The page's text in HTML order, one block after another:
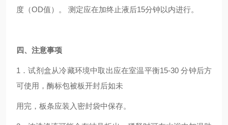
度（OD值）。 测定应在加终止液后15分钟以内进行。
四、注意事项
1．试剂盒从冷藏环境中取出应在室温平衡15-30 分钟后方
可使用，酶标包被板开封后如未
用完，板条应装入密封袋中保存。